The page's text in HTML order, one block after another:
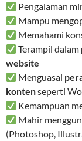
Pengalaman
Mampu
Memahami
Terampil dalam
website
Menguasai
kontenseperti
Kemampuan
Mahir
(Photoshop,